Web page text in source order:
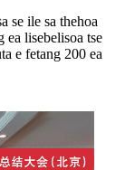
se ile sa thehoa
ea lisebelisoa tse
e fetang 200 ea